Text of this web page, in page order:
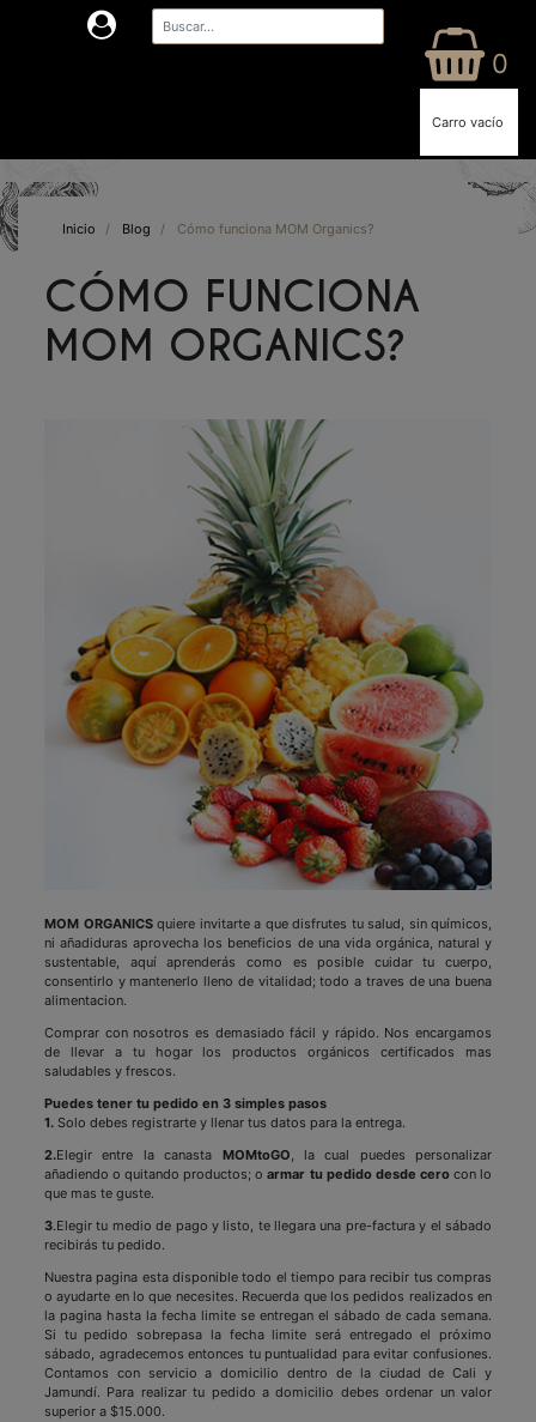
0
Carro vacío
Inicio / Blog / Cómo funciona MOM Organics?
CÓMO FUNCIONA
MOM ORGANICS?
MOM ORGANICS quiere invitarte a que disfrutes tu salud, sin químicos,
ni añadiduras aprovecha los beneficios de una vida orgánica, natural y
sustentable, aquí aprenderás como es posible cuidar tu cuerpo,
consentirlo y mantenerlo lleno de vitalidad; todo a traves de una buena
alimentacion.
Comprar con nosotros es demasiado fácil y rápido. Nos encargamos
de llevar a tu hogar los productos orgánicos certificados mas
saludables y frescos.
Puedes tener tu pedido en 3 simples pasos
1. Solo debes registrarte y llenar tus datos para la entrega.
2.Elegir entre la canasta MOMtoGO, la cual puedes personalizar
añadiendo o quitando productos; oarmar tu pedido desde cerocon lo
que mas te guste.
3.Elegir tu medio de pago y listo, te llegara una pre-factura y el sábado
recibirás tu pedido.
Nuestra pagina esta disponible todo el tiempo para recibir tus compras
o ayudarte en lo que necesites. Recuerda que los pedidos realizados en
la pagina hasta la fecha limite se entregan el sábado de cada semana.
Si tu pedido sobrepasa la fecha limite será entregado el próximo
sábado, agradecemos entonces tu puntualidad para evitar confusiones.
Contamos con servicio a domicilio dentro de la ciudad de Cali y
Jamundí. Para realizar tu pedido a domicilio debes ordenar un valor
superior a $15.000.